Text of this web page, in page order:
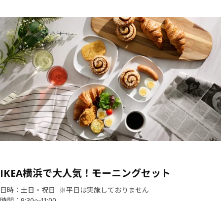
IKEA横浜で大人気！モーニングセット​​
​日時：土日・祝日 ※平日は実施しておりません​